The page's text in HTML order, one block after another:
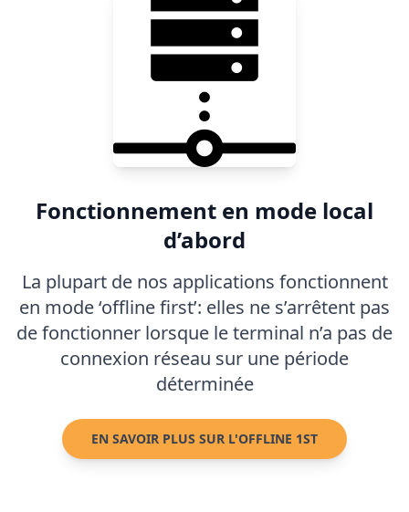
Fonctionnement en mode local
d’abord
La plupart de nos applications fonctionnent
en mode ‘offline first’: elles ne s’arrêtent pas
de fonctionner lorsque le terminal n’a pas de
connexion réseau sur une période
déterminée
EN SAVOIR PLUS SUR L'OFFLINE 1ST